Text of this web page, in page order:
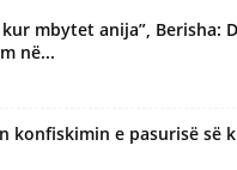
mbytet anija”, Berisha:
në...
konfiskimin e pasurisë së